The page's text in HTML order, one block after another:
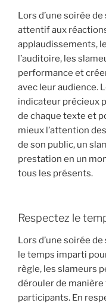
Lors d’une soirée
attentif aux
applaudissements,
l’auditoire, les
performance et
avec leur audience.
indicateur précieux
de chaque texte et
mieux l’attention
de son public, un
prestation en un
tous les présents.
Respectez le
Lors d’une soirée
le temps imparti
règle, les slameurs
dérouler de
participants. En